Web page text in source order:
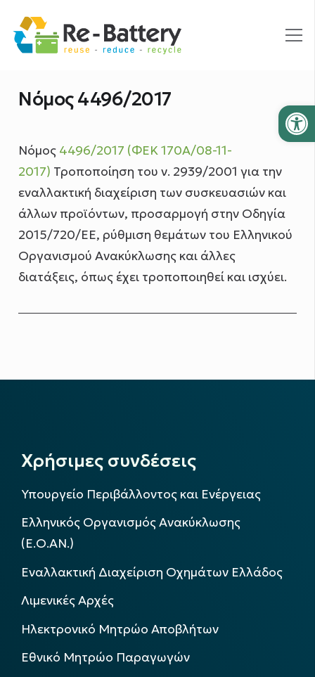
Νόμος 4496/2017
Νόμος 4496/2017 (ΦΕΚ 170Α/08-11-
2017) Τροποποίηση του ν. 2939/2001 για την
εναλλακτική διαχείριση των συσκευασιών και
άλλων προϊόντων, προσαρμογή στην Οδηγία
2015/720/ΕΕ, ρύθμιση θεμάτων του Ελληνικού
Οργανισμού Ανακύκλωσης και άλλες
διατάξεις, όπως έχει τροποποιηθεί και ισχύει.
Χρήσιμες συνδέσεις
Υπουργείο Περιβάλλοντος και Ενέργειας
Ελληνικός Οργανισμός Ανακύκλωσης
(Ε.Ο.ΑΝ.)
Εναλλακτική Διαχείριση Οχημάτων Ελλάδος
Λιμενικές Αρχές
Ηλεκτρονικό Μητρώο Αποβλήτων
Εθνικό Μητρώο Παραγωγών